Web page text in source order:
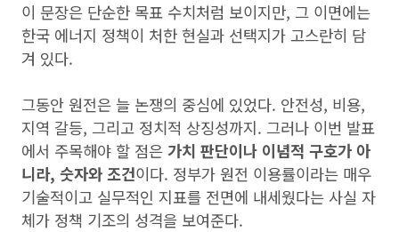
이 문장은 단순한 목표 수치처럼 보이지만, 그 이면에는
한국 에너지 정책이 처한 현실과 선택지가 고스란히 담
겨 있다.
그동안 원전은 늘 논쟁의 중심에 있었다. 안전성, 비용,
지역 갈등, 그리고 정치적 상징성까지. 그러나 이번 발표
에서 주목해야 할 점은 가치 판단이나 이념적 구호가 아
니라, 숫자와 조건이다. 정부가 원전 이용률이라는 매우
기술적이고 실무적인 지표를 전면에 내세웠다는 사실 자
체가 정책 기조의 성격을 보여준다.